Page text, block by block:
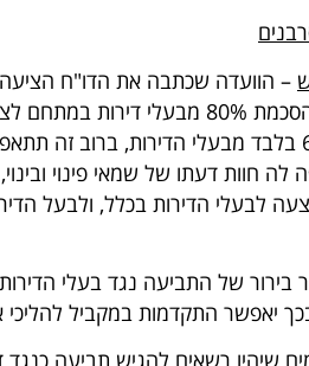
– הוועדה שכתבה את הדו"ח הציעה
ובינוי) כך שבמקום הסכמת 80%
הרוב הדרוש ל-66% בלבד מבעלי הדירות,
לה חוות דעתו של שמאי פינוי
לבעלי הדירות בכלל, ולבעל
בירור של התביעה נגד בעלי
יאפשר התקדמות במקביל להליכי